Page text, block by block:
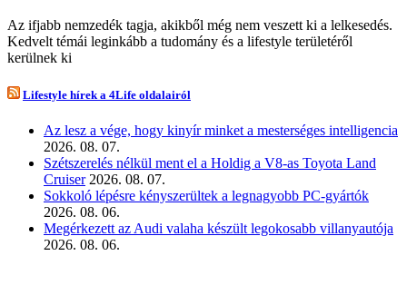
Az ifjabb nemzedék tagja, akikből még nem veszett ki a lelkesedés.
Kedvelt témái leginkább a tudomány és a lifestyle területéről
kerülnek ki
Lifestyle hírek a 4Life oldalairól
Az lesz a vége, hogy kinyír minket a mesterséges intelligencia
2026. 08. 07.
Szétszerelés nélkül ment el a Holdig a V8-as Toyota Land
Cruiser 2026. 08. 07.
Sokkoló lépésre kényszerültek a legnagyobb PC-gyártók
2026. 08. 06.
Megérkezett az Audi valaha készült legokosabb villanyautója
2026. 08. 06.